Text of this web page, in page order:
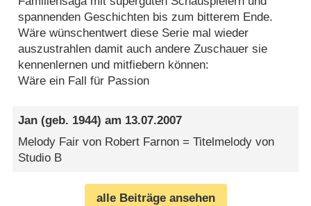
spannenden Geschichten bis zum bitterem Ende.
Wäre wünschentwert diese Serie mal wieder
auszustrahlen damit auch andere Zuschauer sie
kennenlernen und mitfiebern können:
Wäre ein Fall für Passion
Jan (geb. 1944) am 13.07.2007
Melody Fair von Robert Farnon = Titelmelody von
Studio B
alle Beiträge ansehen